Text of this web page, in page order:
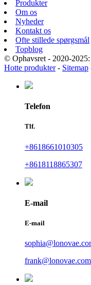
Produkter
Om os
Nyheder
Kontakt os
Ofte stillede spørgsmål
Topblog
© Ophavsret - 2020-
Hotte produkter- Sitemap
Telefon
Tlf.
+8618661010305
+8618118865307
E-mail
E-mail
frank@lonovae.com